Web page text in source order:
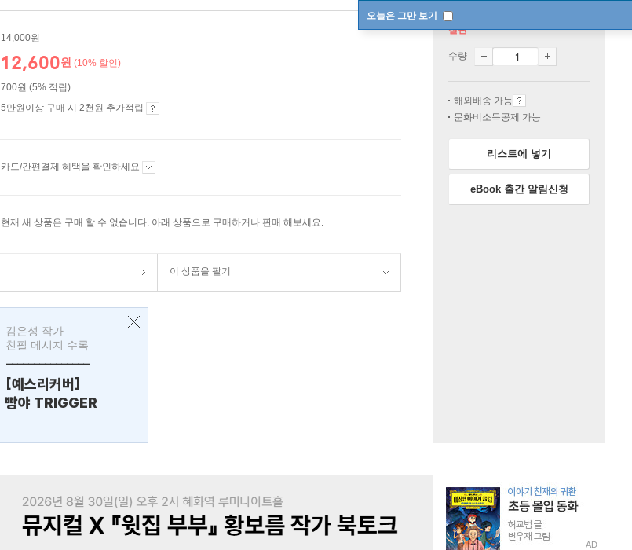
오늘은 그만 보기
14,000원
12,600원 (10% 할인)
700원 (5% 적립)
5만원이상 구매 시 2천원 추가적립
카드/간편결제 혜택을 확인하세요
현재 새 상품은 구매 할 수 없습니다. 아래 상품으로 구매하거나 판매 해보세요.
이 상품을 팔기
김은성 작가
친필 메시지 수록
---------------
[예스리커버]
빵야 TRIGGER
절판
수량
해외배송 가능
문화비소득공제 가능
리스트에 넣기
eBook 출간 알림신청
AD